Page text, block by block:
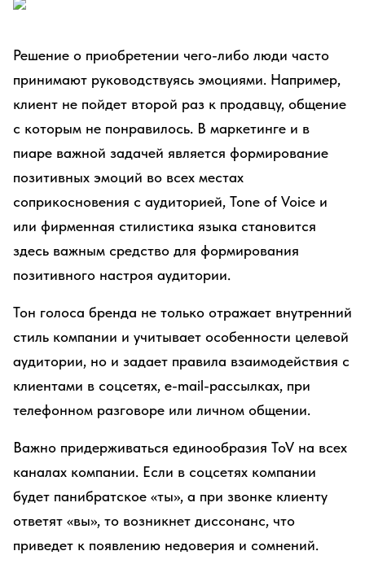
Решение о приобретении чего-либо люди часто
принимают руководствуясь эмоциями. Например,
клиент не пойдет второй раз к продавцу, общение
с которым не понравилось. В маркетинге и в
пиаре важной задачей является формирование
позитивных эмоций во всех местах
соприкосновения с аудиторией, Tone of Voice и
или фирменная стилистика языка становится
здесь важным средство для формирования
позитивного настроя аудитории.
Тон голоса бренда не только отражает внутренний
стиль компании и учитывает особенности целевой
аудитории, но и задает правила взаимодействия с
клиентами в соцсетях, e-mail-рассылках, при
телефонном разговоре или личном общении.
Важно придерживаться единообразия ToV на всех
каналах компании. Если в соцсетях компании
будет панибратское «ты», а при звонке клиенту
ответят «вы», то возникнет диссонанс, что
приведет к появлению недоверия и сомнений.